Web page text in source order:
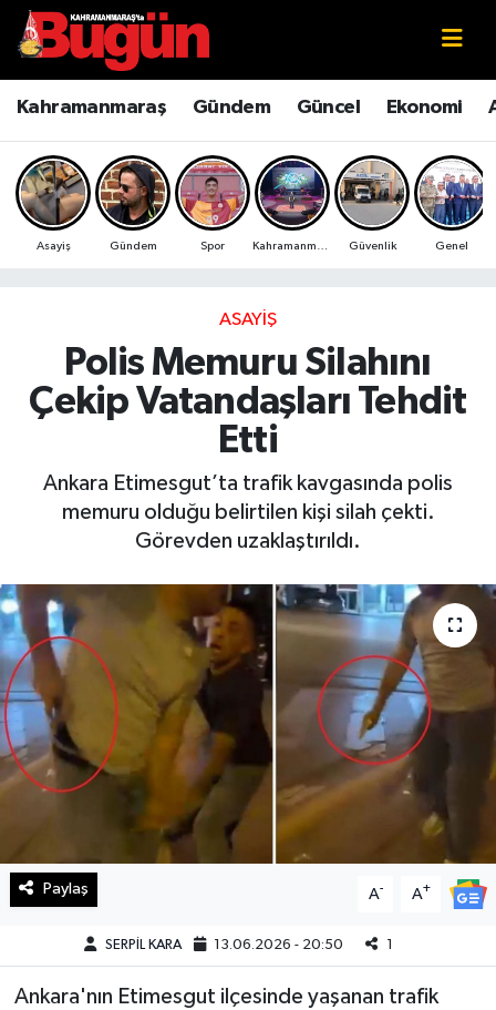
Kahramanmaraş Gündem Güncel Ekonomi
Asayiş Gündem Spor Güvenlik Genel
ASAYIŞ
Polis Memuru Silahını
Çekip Vatandaşları Tehdit
Etti
Ankara Etimesgut’ta trafik kavgasında polis
memuru olduğu belirtilen kişi silah çekti.
Görevden uzaklaştırıldı.
Paylaş A- A+
SERPİL KARA 13.06.2026 - 20:50 1
Ankara'nın Etimesgut ilçesinde yaşanan trafik
Kahramanmaraş
Kahramanmaraş Sokak Röportajları
Bilim ve Teknoloji
Çevre
Ekonomi
Genel
Güncel
Haberde İnsan
Kültür Sanat
Magazin
Manşet Altı
Manşetler
Sağlık
Spor
SürManşet
Kahramanmaraş Nöbetçi Eczaneler
Kahramanmaraş Hava Durumu
Kahramanmaraş Namaz Vakitleri
Kahramanmaraş Trafik Yoğunluk Haritası
Süper Lig Puan Durumu ve Fikstür
Tüm Manşetler
Son Dakika Haberleri
Haber Arşivi